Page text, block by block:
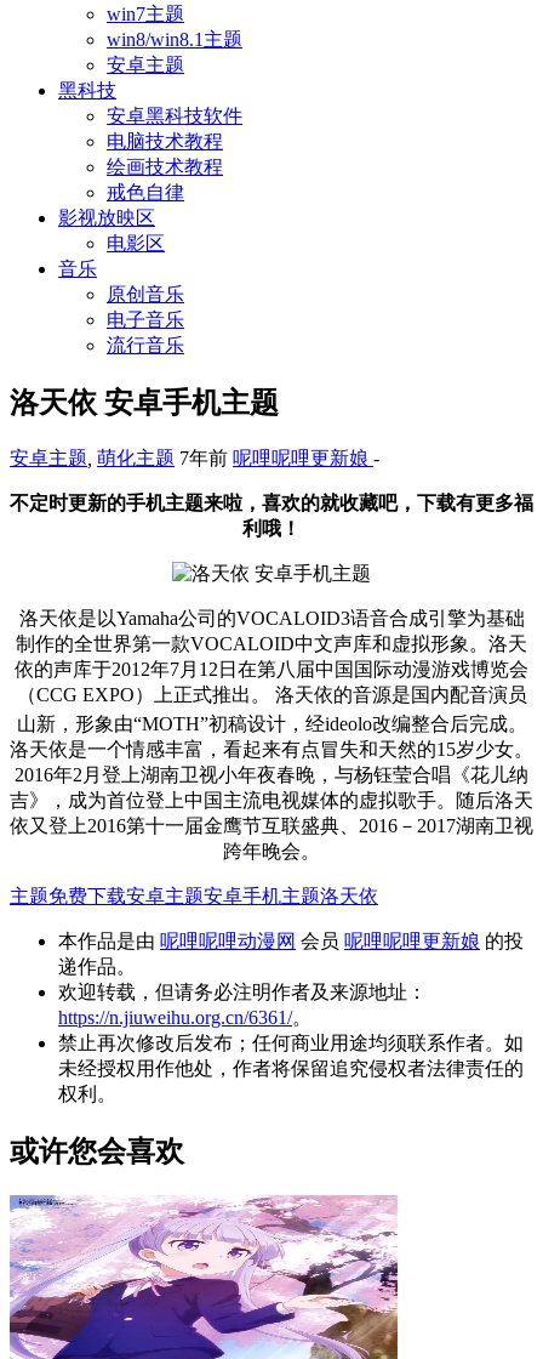
win7主题
win8/win8.1主题
安卓主题
黑科技
安卓黑科技软件
电脑技术教程
绘画技术教程
戒色自律
影视放映区
电影区
音乐
原创音乐
电子音乐
流行音乐
洛天依 安卓手机主题
安卓主题 萌化主题 7年前 呢哩呢哩更新娘 -
不定时更新的手机主题来啦，喜欢的就收藏吧，下载有更多福
利哦！
洛天依是以Yamaha公司的VOCALOID3语音合成引擎为基础
制作的全世界第一款VOCALOID中文声库和虚拟形象。洛天
依的声库于2012年7月12日在第八届中国国际动漫游戏博览会
（CCG EXPO）上正式推出。 洛天依的音源是国内配音演员
山新，形象由“MOTH”初稿设计，经ideolo改编整合后完成。
洛天依是一个情感丰富，看起来有点冒失和天然的15岁少女。
2016年2月登上湖南卫视小年夜春晚，与杨钰莹合唱《花儿纳
吉》，成为首位登上中国主流电视媒体的虚拟歌手。随后洛天
依又登上2016第十一届金鹰节互联盛典、2016－2017湖南卫视
跨年晚会。
主题免费下载安卓主题安卓手机主题洛天依
本作品是由 呢哩呢哩动漫网 会员 呢哩呢哩更新娘 的投
递作品。
欢迎转载，但请务必注明作者及来源地址：
https://n.jiuweihu.org.cn/6361/。
禁止再次修改后发布；任何商业用途均须联系作者。如
未经授权用作他处，作者将保留追究侵权者法律责任的
权利。
或许您会喜欢